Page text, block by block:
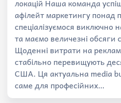
локацій Наша команда
афілейт маркетингу понад
спеціалізуємося виключно
та маємо величезні обсяги
Щоденні витрати на
стабільно перевищують
США. Ця актуальна media
саме для професійних…